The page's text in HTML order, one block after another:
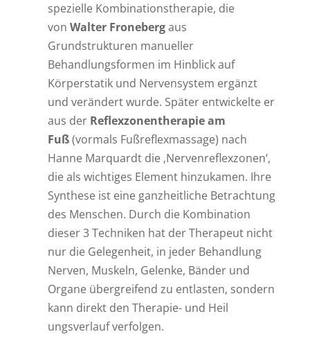
spezielle Kombinationstherapie, die
von Walter Fronebergaus
Grundstrukturen manueller
Behandlungsformen im Hinblick auf
Körperstatik und Nervensystem ergänzt
und verändert wurde. Später entwickelte er
aus der Reflexzonentherapie am
Fuß(vormals Fußreflexmassage) nach
Hanne Marquardt die ‚Nervenreflexzonen‘,
die als wichtiges Element hinzukamen. Ihre
Synthese ist eine ganzheitliche Betrachtung
des Menschen. Durch die Kombination
dieser 3 Techniken hat der Therapeut nicht
nur die Gelegenheit, in jeder Behandlung
Nerven, Muskeln, Gelenke, Bänder und
Organe übergreifend zu entlasten, sondern
kann direkt den Therapie- und Heil
ungsverlauf verfolgen.